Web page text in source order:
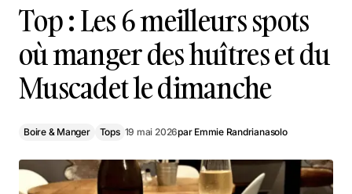
Top : Les 6 meilleurs spots
où manger des huîtres et du
Muscadet le dimanche
Boire & Manger Tops 19 mai 2026par Emmie Randrianasolo